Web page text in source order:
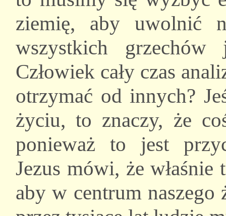
ziemię, aby uwolnić
wszystkich
Człowiek cały czas
otrzymać od innych?
życiu, to znaczy, że
ponieważ to jest
Jezus mówi, że
aby w centrum naszego